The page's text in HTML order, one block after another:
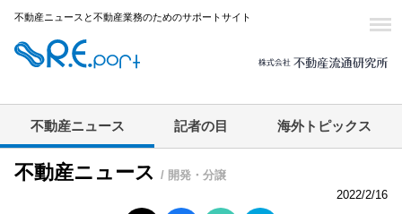
不動産ニュースと不動産業務のためのサポートサイト
不動産ニュース 記者の目 海外トピックス
不動産ニュース / 開発・分譲
2022/2/16